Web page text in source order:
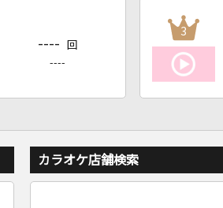
---- 回
----
3
カラオケ店舗検索